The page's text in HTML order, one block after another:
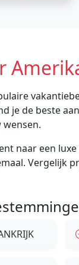
je de beste
naar een
Vergelijk